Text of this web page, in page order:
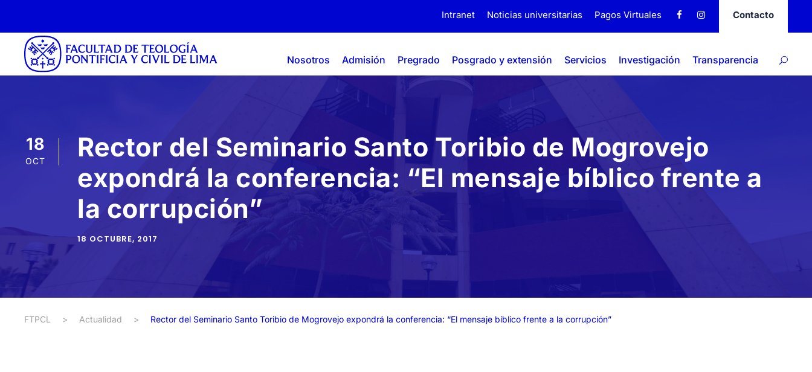
Intranet Noticias universitarias Pagos Virtuales Contacto
Nosotros Admisión Pregrado Posgrado y extensión Servicios Investigación Transparencia
18
OCT
Rector del Seminario Santo Toribio de Mogrovejo
expondrá la conferencia: “El mensaje bíblico frente a
la corrupción”
18 OCTUBRE, 2017
FTPCL > Actualidad > Rector del Seminario Santo Toribio de Mogrovejo expondrá la conferencia: “El mensaje bíblico frente a la corrupción”